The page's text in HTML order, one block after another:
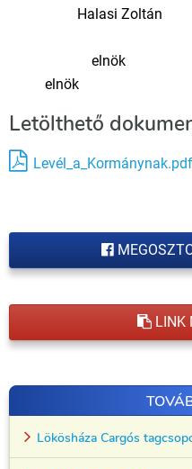
Halasi Zoltán
Barsi
elnök
Letölthető
Levél_a_Kormánynak.pdf
LINK
Lökösháza Cargós